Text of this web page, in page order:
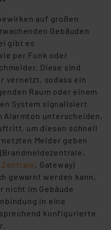
auf großen
Gebäuden
gibt es
per Funk oder
Diese sind
vernetzt, sodass ein
Raum oder einem
System signalisiert
Alarmton unterscheiden,
um diesen schnell
Melder geben
Zentrale , Gateway)
gewarnt werden kann,
nicht im Gebäude
in eine
konfigurierte